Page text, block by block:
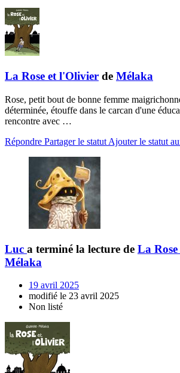
La Rose et l'Olivier de Mélaka
Rose, petit bout de bonne femme
déterminée, étouffe dans le carcan d'une
rencontre avec …
Répondre Partager le statut Ajouter le statut
Luc a terminé la lecture de La
Mélaka
19 avril 2025
modifié le 23 avril 2025
Non listé